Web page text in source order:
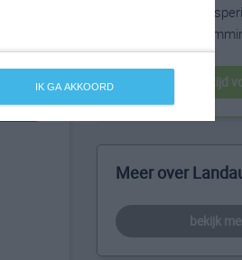
IK GA AKKOORD
over de beste
duizenden
beste reistijd
Meer over
bekijk